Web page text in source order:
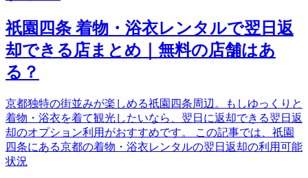
祇園四条 着物・浴衣レンタルで翌日返
却できる店まとめ｜無料の店舗はあ
る？
京都独特の街並みが楽しめる祇園四条周辺。もしゆっくりと
着物・浴衣を着て観光したいなら、翌日に返却できる翌日返
却のオプション利用がおすすめです。 この記事では、祇園
四条にある京都の着物・浴衣レンタルの翌日返却の利用可能
状況